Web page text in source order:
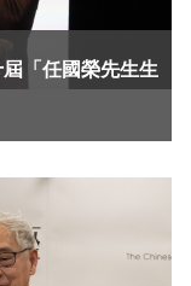
「任國榮先生生